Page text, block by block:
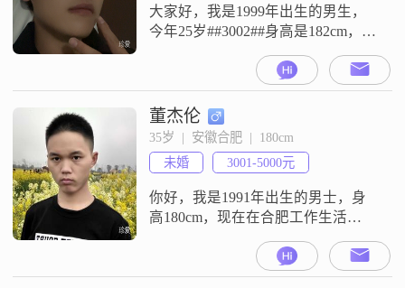
我比较
大家好，我是1999年出生的男生，
今年25岁##3002##身高是182cm，学
历是大专##3002##目前的工作地点
在合肥，月收入在3001到5000元这
个范围##3002##我这个人性格比较
稳重可靠，平时做事情理性冷静，
不会太情绪化##3002##生活中属于
不拘小节的性格，不会在细枝末节
上纠结##3002##这次来
董杰伦
35岁  |  安徽合肥  |  180cm
未婚
3001-5000元
你好，我是1991年出生的男士，身
高180cm，现在在合肥工作生活
月收入在3001到5000元之间
##3002##关于我的性格，我觉得自